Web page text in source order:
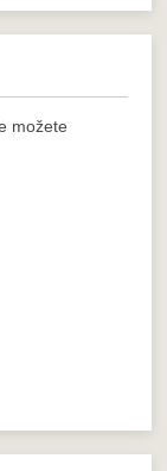
možete